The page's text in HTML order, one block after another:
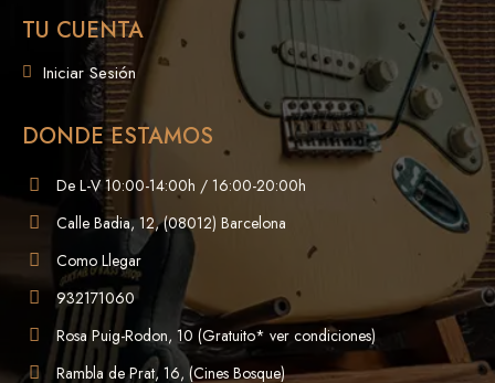
TU CUENTA
Iniciar Sesión
DONDE ESTAMOS
De L-V 10:00-14:00h / 16:00-20:00h
Calle Badia, 12, (08012) Barcelona
Como Llegar
932171060
Rosa Puig-Rodon, 10 (Gratuito* ver condiciones)
Rambla de Prat, 16, (Cines Bosque)